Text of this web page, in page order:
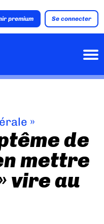
premium Se connecter
»
de
mettre
vire au